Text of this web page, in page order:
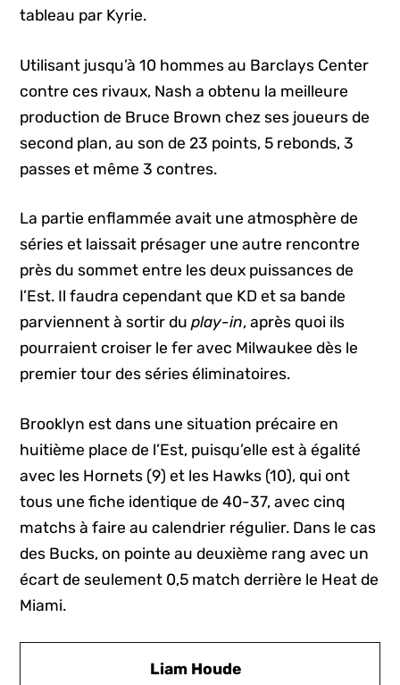
tableau par Kyrie.
Utilisant jusqu’à 10 hommes au Barclays Center
contre ces rivaux, Nash a obtenu la meilleure
production de Bruce Brown chez ses joueurs de
second plan, au son de 23 points, 5 rebonds, 3
passes et même 3 contres.
La partie enflammée avait une atmosphère de
séries et laissait présager une autre rencontre
près du sommet entre les deux puissances de
l’Est. Il faudra cependant que KD et sa bande
parviennent à sortir duplay-in, après quoi ils
pourraient croiser le fer avec Milwaukee dès le
premier tour des séries éliminatoires.
Brooklyn est dans une situation précaire en
huitième place de l’Est, puisqu’elle est à égalité
avec les Hornets (9) et les Hawks (10), qui ont
tous une fiche identique de 40-37, avec cinq
matchs à faire au calendrier régulier. Dans le cas
des Bucks, on pointe au deuxième rang avec un
écart de seulement 0,5 match derrière le Heat de
Miami.
Liam Houde